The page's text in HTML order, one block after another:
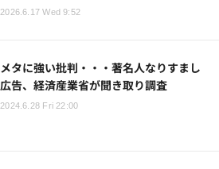
2026.6.17 Wed 9:52
メタに強い批判・・・著名人なりすまし
広告、経済産業省が聞き取り調査
2024.6.28 Fri 22:00